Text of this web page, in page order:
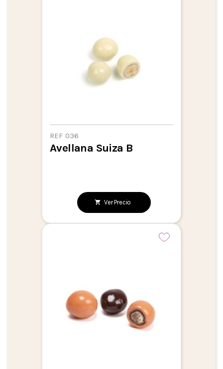
REF 036
Avellana Suiza B
Ver Precio